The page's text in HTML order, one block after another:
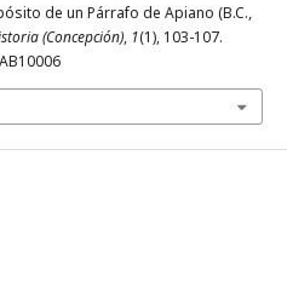
de un Párrafo de Apiano (B.C.,
(Concepción), 1(1), 103-107.